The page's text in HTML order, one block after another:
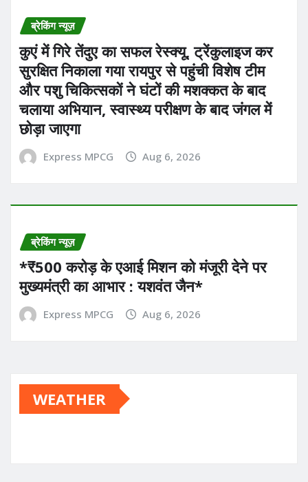
ब्रेकिंग न्यूज़
कुएं में गिरे तेंदुए का सफल रेस्क्यू, ट्रेंकुलाइज कर
सुरक्षित निकाला गया रायपुर से पहुंची विशेष टीम
और पशु चिकित्सकों ने घंटों की मशक्कत के बाद
चलाया अभियान, स्वास्थ्य परीक्षण के बाद जंगल में
छोड़ा जाएगा
Express MPCG Aug 6, 2026
ब्रेकिंग न्यूज़
*₹500 करोड़ के एआई मिशन को मंजूरी देने पर
मुख्यमंत्री का आभार : यशवंत जैन*
Express MPCG Aug 6, 2026
WEATHER